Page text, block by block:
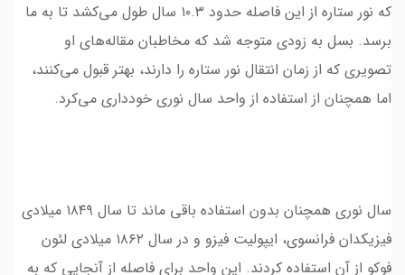
که نور ستاره از این فاصله حدود ۱۰.۳ سال طول می‌کشد تا به ما
برسد. بسل به زودی متوجه شد که مخاطبان مقاله‌های او
تصویری که از زمان انتقال نور ستاره را دارند، بهتر قبول می‌کنند،
اما همچنان از استفاده از واحد سال نوری خودداری می‌کرد.
سال نوری همچنان بدون استفاده باقی ماند تا سال ۱۸۴۹ میلادی
فیزیکدان فرانسوی، ایپولیت فیزو و در سال ۱۸۶۲ میلادی لئون
فوکو از آن استفاده کردند. این واحد برای فاصله از آنجایی که به